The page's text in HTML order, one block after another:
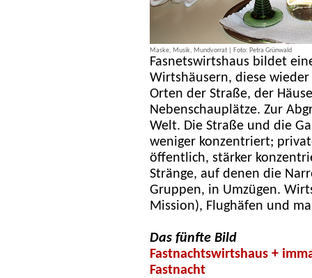
Maske, Musik, Mundvorrat | Foto: Petra Grünwald
Fasnetswirtshaus bildet
Wirtshäusern, diese
Orten der Straße, der
Nebenschauplätze. Zur
Welt. Die Straße und die
weniger konzentriert;
öffentlich, stärker
Stränge, auf denen die
Gruppen, in Umzügen.
Mission), Flughäfen und
Das fünfte Bild
Fastnachtswirtshaus +
Fastnacht